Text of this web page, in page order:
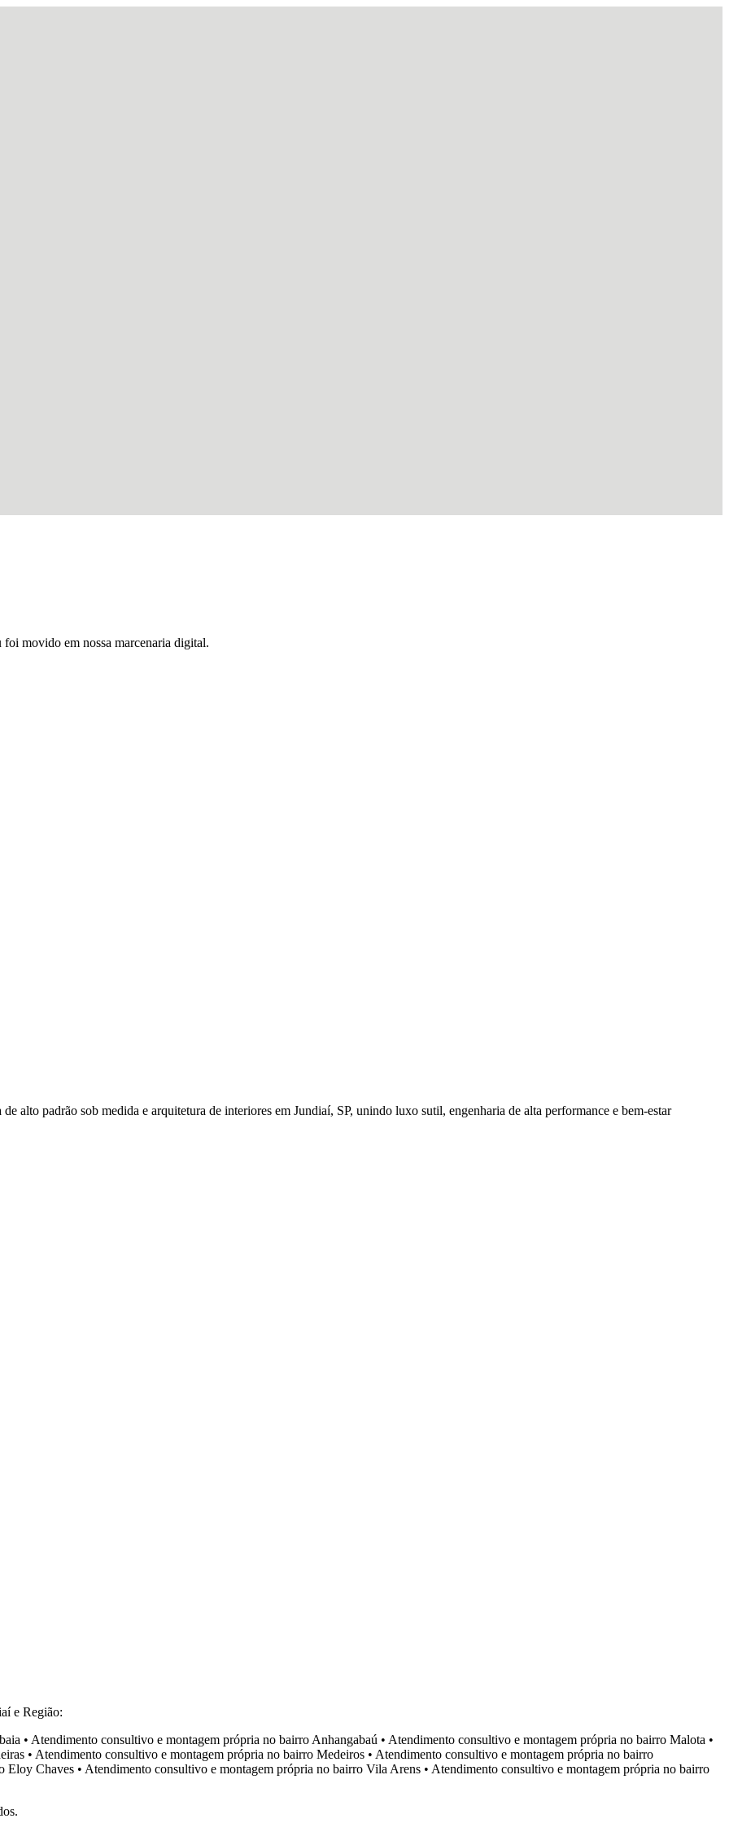
foi movido em nossa marcenaria digital.
alto padrão sob medida e arquitetura de interiores em Jundiaí, SP, unindo luxo sutil, engenharia de alta performance e bem-estar
e Região:
• Atendimento consultivo e montagem própria no bairro Anhangabaú • Atendimento consultivo e montagem própria no bairro Malota •
• Atendimento consultivo e montagem própria no bairro Medeiros • Atendimento consultivo e montagem própria no bairro
Eloy Chaves • Atendimento consultivo e montagem própria no bairro Vila Arens • Atendimento consultivo e montagem própria no bairro